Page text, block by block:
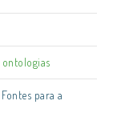
ontologias
para a